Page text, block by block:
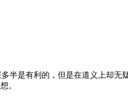
半是有利的，但是在道义上却
。